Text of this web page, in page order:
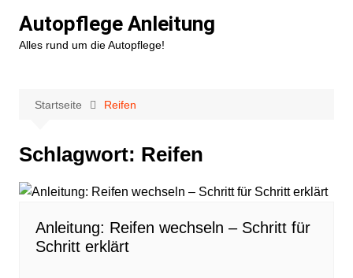
Inhalt
springen
Autopflege Anleitung
Alles rund um die Autopflege!
Startseite Reifen
Schlagwort: Reifen
Anleitung: Reifen wechseln – Schritt für
Schritt erklärt